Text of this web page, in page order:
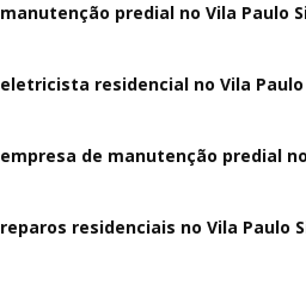
manutenção predial no Vila Paulo
eletricista residencial no Vila Paulo
empresa de manutenção predial
reparos residenciais no Vila Paulo